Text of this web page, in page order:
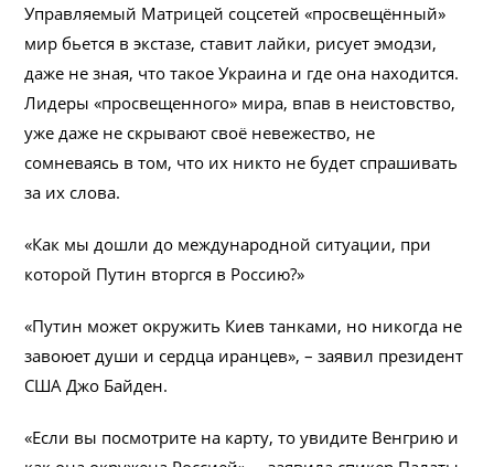
Управляемый Матрицей соцсетей «просвещённый»
мир бьется в экстазе, ставит лайки, рисует эмодзи,
даже не зная, что такое Украина и где она находится.
Лидеры «просвещенного» мира, впав в неистовство,
уже даже не скрывают своё невежество, не
сомневаясь в том, что их никто не будет спрашивать
за их слова.
«Как мы дошли до международной ситуации, при
которой Путин вторгся в Россию?»
«Путин может окружить Киев танками, но никогда не
завоюет души и сердца иранцев», – заявил президент
США Джо Байден.
«Если вы посмотрите на карту, то увидите Венгрию и